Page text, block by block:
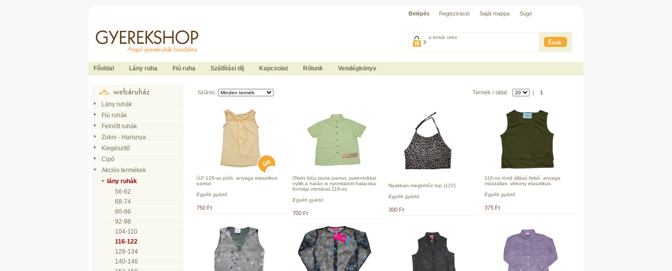
Belépés Regisztráció Saját mappa
Súgó
a kosár üres
Főoldal Lány ruha Fiú ruha Szállítási díj Kapcsolat Rólunk Vendégkönyv
Lány ruhák
Fiú ruhák
Felnőtt ruhák
Zokni - Harisnya
Kiegészítő
Cipő
Akciós termékek
lány ruhák
56-62
68-74
80-86
92-98
104-110
116-122
128-134
140-146
Szûrés: Termék / oldal: | 1
ÚJ! 128-as póló, anyaga elasztikus
pamut.
Egyéb gyártó
750 Ft
Okids blúz,tiszta pamut, patentokkal
nyilik,a hátán is nyomtatott,halacska
formájú mintával,116-os
Egyéb gyártó
700 Ft
Nyakban megkötős top (122)
Egyéb gyártó
300 Ft
116-os rövid állású felső, anyaga
műszállas, vékony elasztikus.
Egyéb gyártó
375 Ft